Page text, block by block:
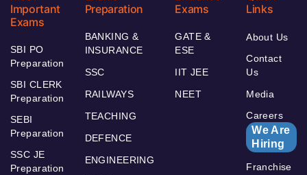
Important
Exams
SBI PO
Preparation
SBI CLERK
Preparation
SEBI
Preparation
SSC JE
Preparation
Preparation
BANKING &
INSURANCE
SSC
RAILWAYS
TEACHING
DEFENCE
ENGINEERING
Exams
GATE &
ESE
IIT JEE
NEET
Links
About Us
Contact
Us
Media
Careers
We Are
Hiring
Franchise